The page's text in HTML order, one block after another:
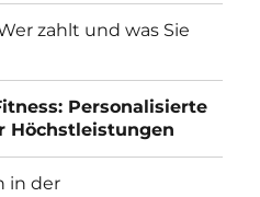
zahlt und was Sie
Personalisierte
Höchstleistungen
in der